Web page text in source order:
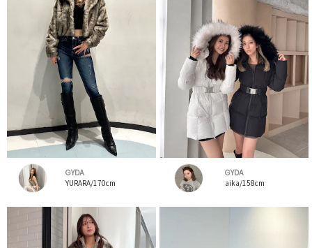
GYDA
YURARA/170cm
GYDA
aika/158cm